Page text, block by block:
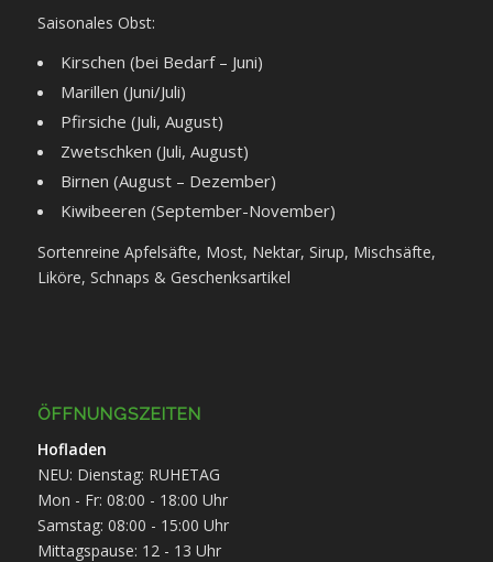
Saisonales Obst:
Kirschen (bei Bedarf – Juni)
Marillen (Juni/Juli)
Pfirsiche (Juli, August)
Zwetschken (Juli, August)
Birnen (August – Dezember)
Kiwibeeren (September-November)
Sortenreine Apfelsäfte, Most, Nektar, Sirup, Mischsäfte,
Liköre, Schnaps & Geschenksartikel
ÖFFNUNGSZEITEN
Hofladen
NEU: Dienstag: RUHETAG
Mon - Fr: 08:00 - 18:00 Uhr
Samstag: 08:00 - 15:00 Uhr
Mittagspause: 12 - 13 Uhr